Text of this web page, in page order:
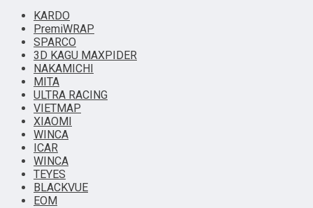
KARDO
PremiWRAP
SPARCO
3D KAGU MAXPIDER
NAKAMICHI
MITA
ULTRA RACING
VIETMAP
XIAOMI
WINCA
ICAR
WINCA
TEYES
BLACKVUE
EOM